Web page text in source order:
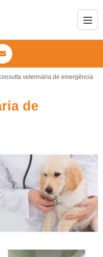
veterinária de emergência
de